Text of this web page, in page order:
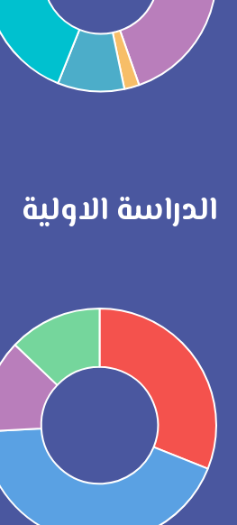
الدراسة الاولية